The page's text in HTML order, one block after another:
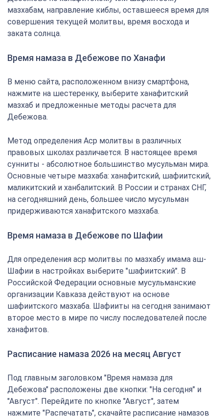
мазхабам, направление киблы, оставшееся время для
совершения текущей молитвы, время восхода и
заката солнца.
Время намаза в Дебежове по Ханафи
В меню сайта, расположенном внизу смартфона,
нажмите на шестеренку, выберите ханафитский
мазхаб и предложенные методы расчета для
Дебежова.
Метод определения Аср молитвы в различных
правовых школах различается. В настоящее время
сунниты - абсолютное большинство мусульман мира.
Основные четыре мазхаба: ханафитский, шафиитский,
маликитский и ханбалитский. В России и странах СНГ,
на сегодняшний день, большее число мусульман
придерживаются ханафитского мазхаба.
Время намаза в Дебежове по Шафии
Для определения аср молитвы по мазхабу имама аш-
Шафии в настройках выберите "шафиитский". В
Российской Федерации основные мусульманские
организации Кавказа действуют на основе
шафиитского мазхаба. Шафииты на сегодня занимают
второе место в мире по числу последователей после
ханафитов.
Расписание намаза 2026 на месяц Август
Под главным заголовком "Время намаза для
Дебежова" расположены две кнопки: "На сегодня" и
"Август". Перейдите по кнопке "Август", затем
нажмите "Распечатать", скачайте расписание намазов